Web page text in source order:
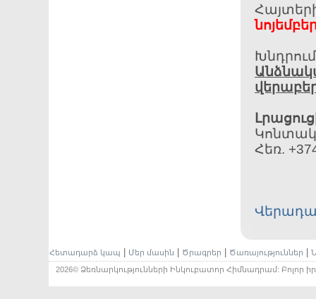
Հեռ.
Հետադարձ կապ Մեր մասին Ծրագրեր Ծառայություններ
2026© Ձեռնարկությունների Ինկուբատոր Հիմնադրամ: